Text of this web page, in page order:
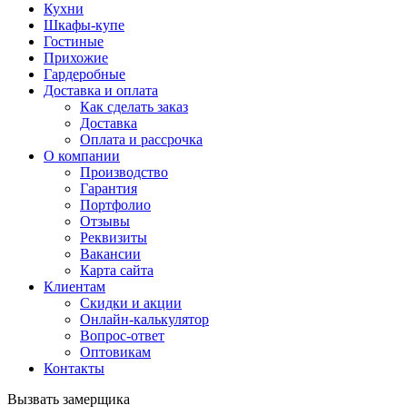
Кухни
Шкафы-купе
Гостиные
Прихожие
Гардеробные
Доставка и оплата
Как сделать заказ
Доставка
Оплата и рассрочка
О компании
Производство
Гарантия
Портфолио
Отзывы
Реквизиты
Вакансии
Карта сайта
Клиентам
Скидки и акции
Онлайн-калькулятор
Вопрос-ответ
Оптовикам
Контакты
Вызвать замерщика